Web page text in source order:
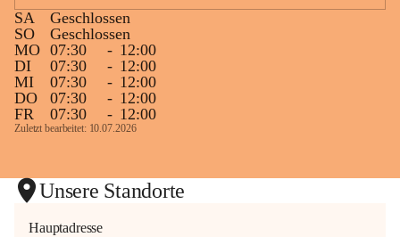
SA
Geschlossen
SO
Geschlossen
MO 07:30 - 12:00
DI
07:30 - 12:00
MI
07:30 - 12:00
DO
07:30 - 12:00
FR
07:30 - 12:00
Zuletzt bearbeitet: 10.07.2026
Unsere Standorte
Hauptadresse